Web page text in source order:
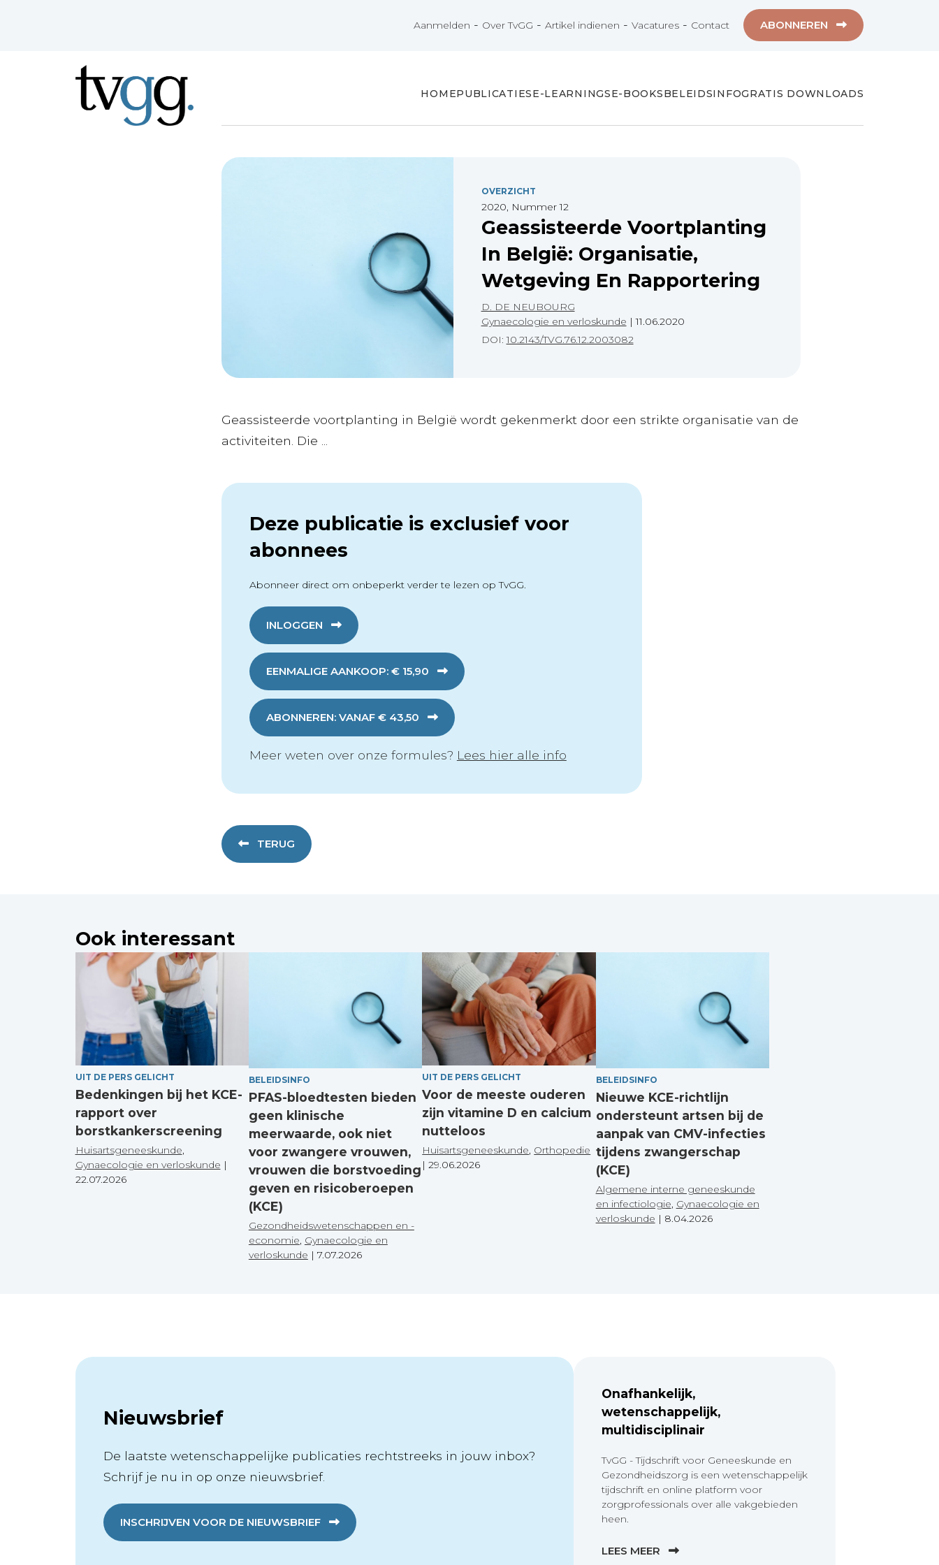
Aanmelden - Over TvGG -Artikel indienen -Vacatures - Contact ABONNEREN
HOMEPUBLICATIESE-LEARNINGSE-BOOKSBELEIDSINFOGRATIS DOWNLOADS
OVERZICHT
2020, Nummer 12
Geassisteerde Voortplanting
In België: Organisatie,
Wetgeving En Rapportering
D. DE NEUBOURG
Gynaecologie en verloskunde |11.06.2020
DOI:10.2143/TVG.76.12.2003082
Geassisteerde voortplanting in België wordt gekenmerkt door een strikte organisatie van de
activiteiten. Die ...
Deze publicatie is exclusief voor
abonnees
Abonneer direct om onbeperkt verder te lezen op TvGG.
INLOGGEN
EENMALIGE AANKOOP: € 15,90
ABONNEREN: VANAF € 43,50
Meer weten over onze formules? Lees hier alle info
TERUG
Ook interessant
UIT DE PERS GELICHT
Bedenkingen bij het KCE-
rapport over
borstkankerscreening
Huisartsgeneeskunde
Gynaecologie en verloskunde |
22.07.2026
BELEIDSINFO
PFAS-bloedtesten bieden
geen klinische
meerwaarde, ook niet
voor zwangere vrouwen,
vrouwen die borstvoeding
geven en risicoberoepen
(KCE)
Gezondheidswetenschappen en -
economie, Gynaecologie en
verloskunde | 7.07.2026
UIT DE PERS GELICHT
Voor de meeste ouderen
zijn vitamine D en calcium
nutteloos
Huisartsgeneeskunde Orthopedie
|29.06.2026
BELEIDSINFO
Nieuwe KCE-richtlijn
ondersteunt artsen bij de
aanpak van CMV-infecties
tijdens zwangerschap
(KCE)
Algemene interne geneeskunde
en infectiologie, Gynaecologie en
verloskunde | 8.04.2026
Nieuwsbrief
De laatste wetenschappelijke publicaties rechtstreeks in jouw inbox?
Schrijf je nu in op onze nieuwsbrief.
INSCHRIJVEN VOOR DE NIEUWSBRIEF
Onafhankelijk,
wetenschappelijk,
multidisciplinair
TvGG - Tijdschrift voor Geneeskunde en
Gezondheidszorg is een wetenschappelijk
tijdschrift en online platform voor
zorgprofessionals over alle vakgebieden
heen.
LEES MEER